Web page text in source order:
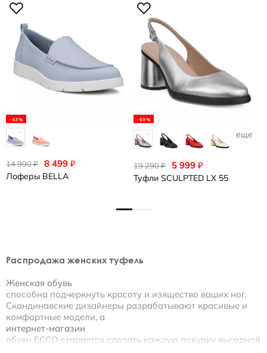
-43%
8 499 ₽
14 990₽
Лоферы BELLA
-69%
еще 1
5 999 ₽
19 290₽
Туфли SCULPTED LX 55
Распродажа женских туфель
Женская обувь
способна подчеркнуть красоту и изящество ваших ног.
Скандинавские дизайнеры разрабатывают красивые и
комфортные модели, а
интернет-магазин
обуви ECCO старается сделать каждую покупку выгодной